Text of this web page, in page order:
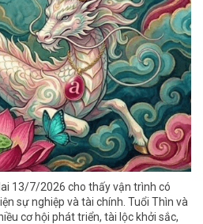
13/7/2026 cho thấy vận trình có
sự nghiệp và tài chính. Tuổi Thìn và
cơ hội phát triển, tài lộc khởi sắc,